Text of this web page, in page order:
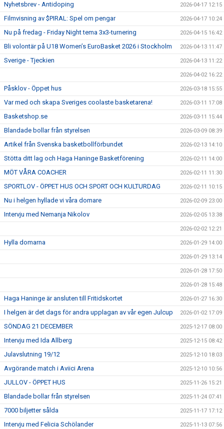
Nyhetsbrev - Antidoping 2026-04-17 12:15
Filmvisning av $PIRAL: Spel om pengar 2026-04-17 10:24
Nu på fredag - Friday Night tema 3x3-turnering 2026-04-15 16:42
Bli volontär på U18 Women’s EuroBasket 2026 i Stockholm 2026-04-13 11:47
Sverige - Tjeckien 2026-04-13 11:22
2026-04-02 16:22
Påsklov - Öppet hus 2026-03-18 15:55
Var med och skapa Sveriges coolaste basketarena! 2026-03-11 17:08
Basketshop.se 2026-03-11 15:44
Blandade bollar från styrelsen 2026-03-09 08:39
Artikel från Svenska basketbollförbundet 2026-02-13 14:10
Stötta ditt lag och Haga Haninge Basketförening 2026-02-11 14:00
MÖT VÅRA COACHER 2026-02-11 11:30
SPORTLOV - ÖPPET HUS OCH SPORT OCH KULTURDAG 2026-02-11 10:15
Nu i helgen hyllade vi våra domare 2026-02-09 23:00
Intervju med Nemanja Nikolov 2026-02-05 13:38
2026-02-02 12:21
Hylla domarna 2026-01-29 14:00
2026-01-29 13:14
2026-01-28 17:50
2026-01-28 15:48
Haga Haninge är ansluten till Fritidskortet 2026-01-27 16:30
I helgen är det dags för andra upplagan av vår egen Julcup 2026-01-02 17:09
SÖNDAG 21 DECEMBER 2025-12-17 08:00
Intervju med Ida Allberg 2025-12-15 08:42
Julavslutning 19/12 2025-12-10 18:03
Avgörande match i Aviici Arena 2025-12-10 10:56
JULLOV - ÖPPET HUS 2025-11-26 15:21
Blandade bollar från styrelsen 2025-11-24 07:41
7000 biljetter sålda 2025-11-17 17:12
Intervju med Felicia Schölander 2025-11-13 07:56